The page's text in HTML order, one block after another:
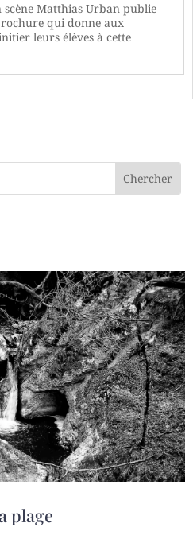
Matthias Urban publie
qui donne aux
leurs élèves à cette
plage